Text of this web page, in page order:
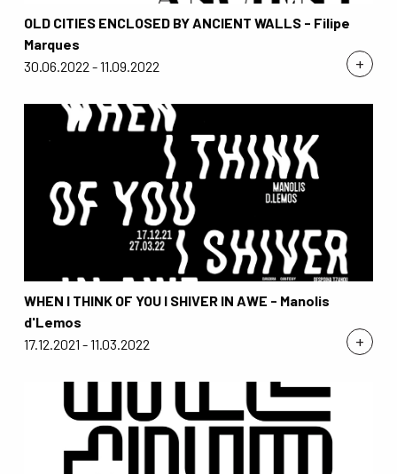
+
OLD CITIES ENCLOSED BY ANCIENT WALLS - Filipe
Marques
30.06.2022 - 11.09.2022
+
WHEN I THINK OF YOU I SHIVER IN AWE - Manolis
d'Lemos
17.12.2021 - 11.03.2022